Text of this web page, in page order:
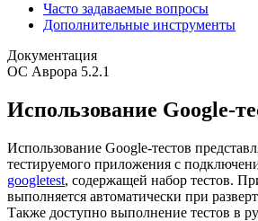
Часто задаваемые вопросы
Дополнительные инструменты
Документация
ОС Аврора 5.2.1
Использование Google-
Использование Google-тестов
тестируемого приложения с
googletest, содержащей набор тестов.
выполняется автоматически при
Также доступно выполнение тестов в